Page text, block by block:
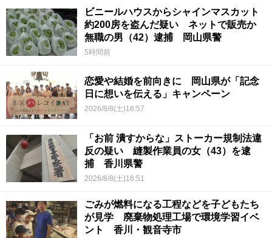
ビニールハウスからシャインマスカット
約200房を盗んだ疑い ネットで販売か
無職の男（42）逮捕 岡山県警
5時間前
恋愛や結婚を前向きに 岡山県が「記念
日に想いを伝える」キャンペーン
2026/8/8(土)16:57
「お前 潰すからな」ストーカー規制法違
反の疑い 縫製作業員の女（43）を逮
捕 香川県警
2026/8/8(土)16:51
ごみが燃料になる工程などを子どもたち
が見学 廃棄物処理工場で環境学習イベ
ント 香川・観音寺市